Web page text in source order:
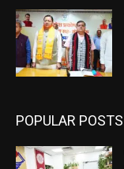
POPULAR POSTS